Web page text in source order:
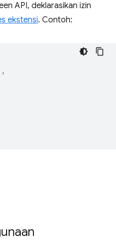
API, deklarasikan izin
ekstensi. Contoh:
,